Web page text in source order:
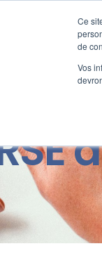
Ce
de
Vos